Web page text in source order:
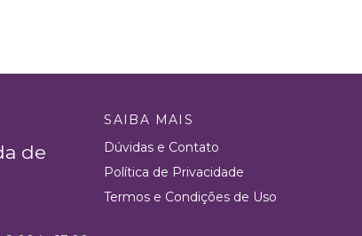
de
SAIBA MAIS
Dúvidas e Contato
Política de Privacidade
Termos e Condições de Uso